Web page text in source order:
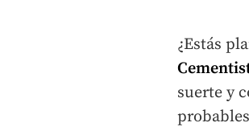
¿Estás
suerte y